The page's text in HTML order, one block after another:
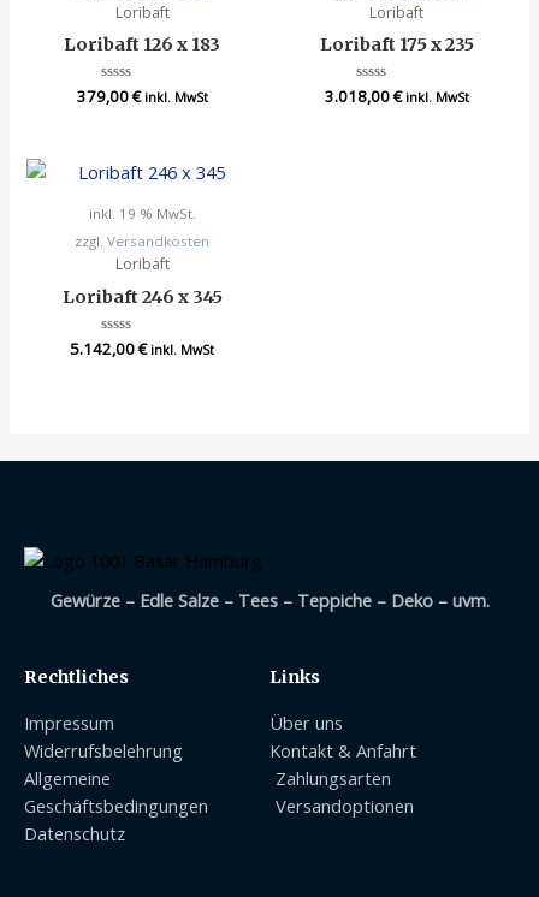
Loribaft
Loribaft 126 x 183
Bewertet
mit
379,00€ inkl. MwSt
Loribaft
Loribaft 175 x 235
Bewertet
mit
3.018,00€ inkl. MwSt
inkl. 19 % MwSt.
zzgl.Versandkosten
Loribaft
Loribaft 246 x 345
Bewertet
mit
5.142,00€ inkl. MwSt
Gewürze – Edle Salze – Tees – Teppiche – Deko – uvm.
Rechtliches
Impressum
Widerrufsbelehrung
Allgemeine
Geschäftsbedingungen
Datenschutz
Links
Über uns
Kontakt & Anfahrt
Zahlungsarten
Versandoptionen